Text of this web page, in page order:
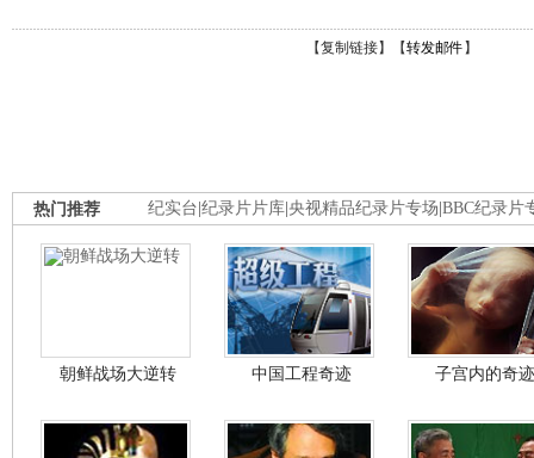
【复制链接】【转发邮件 】
纪实台 纪录片片库 央视精品纪录片专场 BBC纪录片
热门推荐
朝鲜战场大逆转 中国工程奇迹 子宫内的奇迹